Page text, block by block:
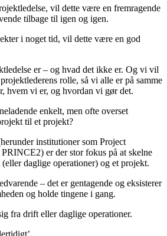
vil dette være en fremragende
tilbage til igen og igen.
i noget tid, vil dette være en god
er – og hvad det ikke er. Og vi vil
rolle, så vi alle er på samme
hvem vi er, og hvordan vi gør det.
enkelt, men ofte overset
til et projekt?
institutioner som Project
er der stor fokus på at skelne
daglige operationer) og et projekt.
– det er gentagende og eksisterer
og holde tingene i gang.
fra drift eller daglige operationer.